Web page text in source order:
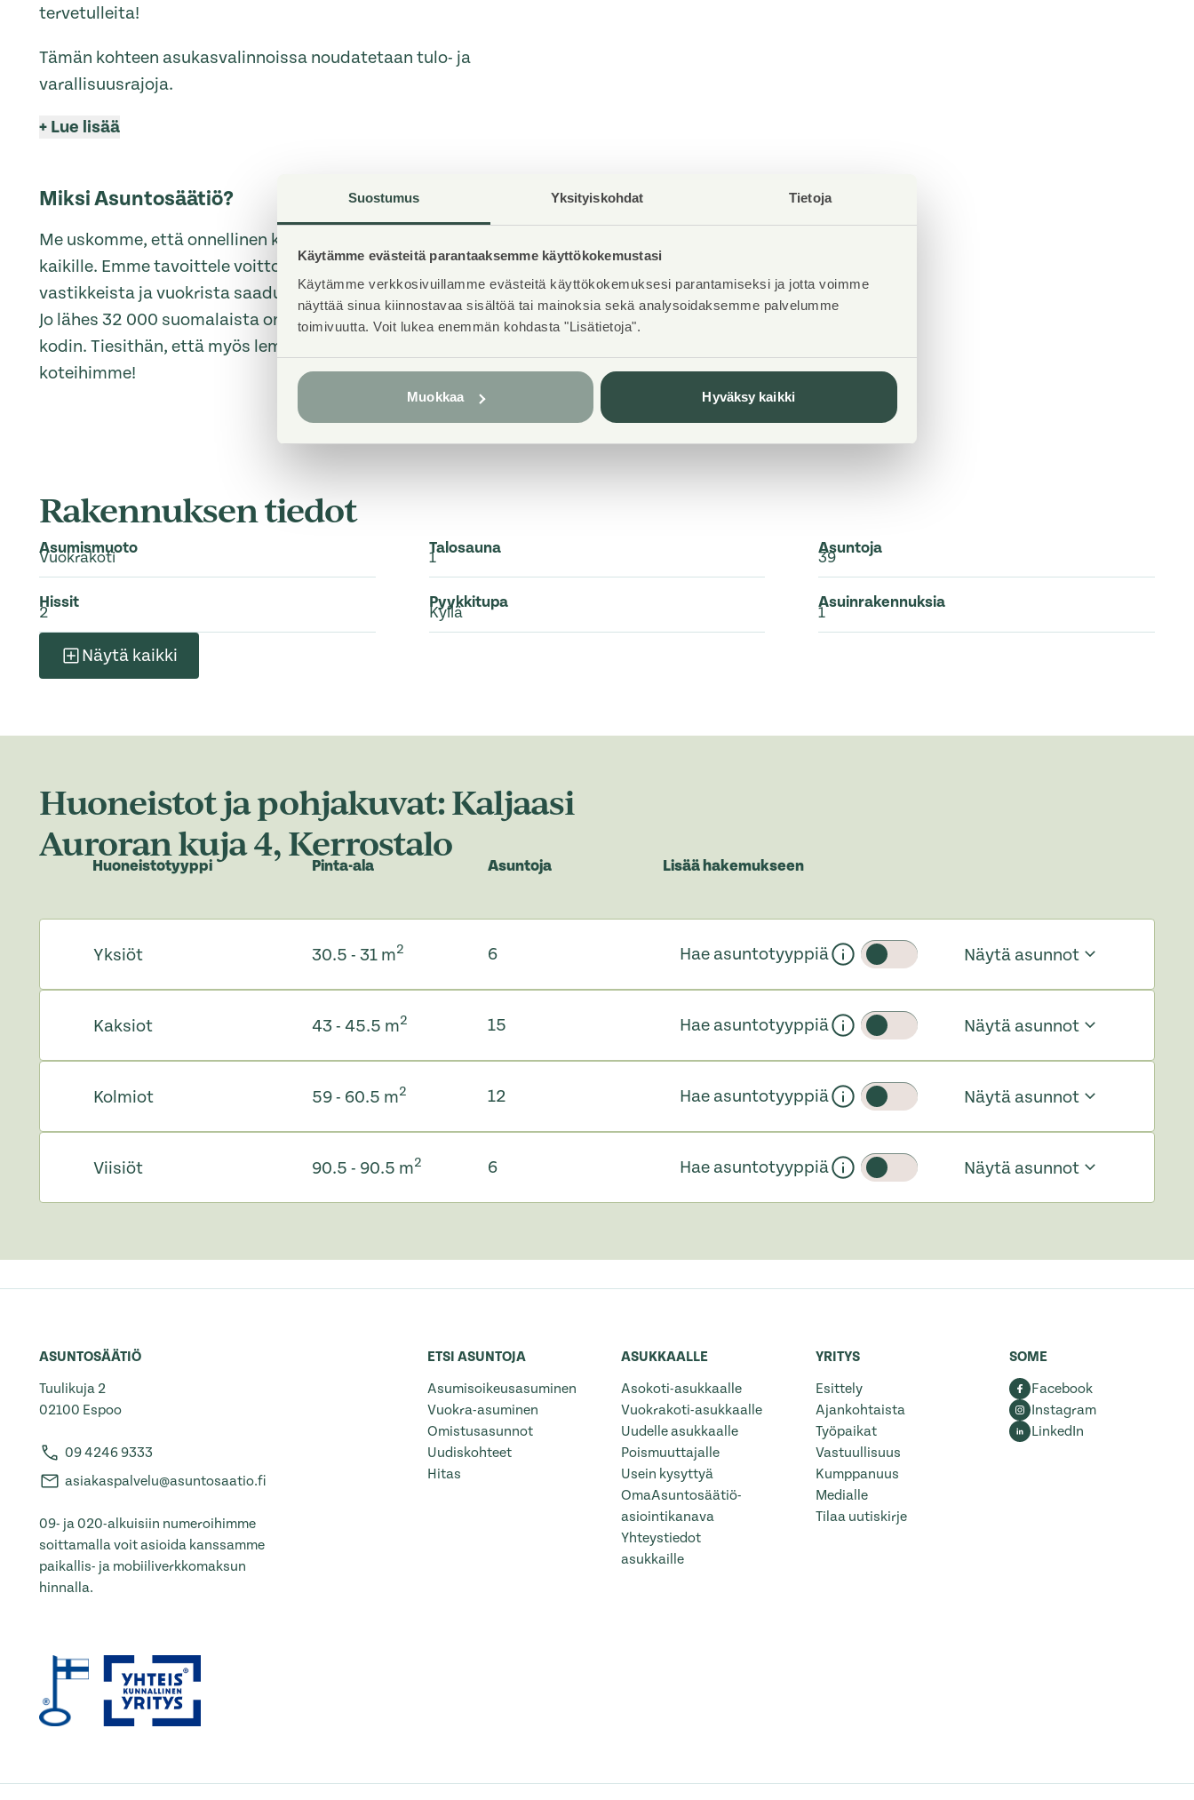
Suostumus Yksityiskohdat Tietoja
Käytämme evästeitä parantaaksemme käyttökokemustasi
Käytämme verkkosivuillamme evästeitä käyttökokemuksesi parantamiseksi ja jotta voimme
näyttää sinua kiinnostavaa sisältöä tai mainoksia sekä analysoidaksemme palvelumme
toimivuutta. Voit lukea enemmän kohdasta "Lisätietoja".
Muokkaa Hyväksy kaikki
tervetulleita!
Tämän kohteen asukasvalinnoissa noudatetaan tulo- ja
varallisuusrajoja.
+ Lue lisää
Miksi Asuntosäätiö?
Me uskomme, että onnellinen koti ja laadukas asuminen kuuluvat
kaikille. Emme tavoittele voittoa, vaan käytämme kaikki
vastikkeista ja vuokrista saadut tulot toimintamme kehittämiseen.
Jo lähes 32 000 suomalaista on valinnut Asuntosäätiön tarjoaman
kodin. Tiesithän, että myös lemmikit ovat tervetulleita kaikkiin
koteihimme!
Rakennuksen tiedot
Asumismuoto
Vuokrakoti
Hissit
2
Talosauna
1
Pyykkitupa
Kyllä
Asuntoja
39
Asuinrakennuksia
1
Näytä kaikki
Huoneistot ja pohjakuvat: Kaljaasi
Auroran kuja 4, Kerrostalo
Huoneistotyyppi Pinta-ala Asuntoja Lisää hakemukseen
Yksiöt 30.5 - 31 m2 6 Näytä asunnot
Hae asuntotyyppiä
Liukupainike
Kaksiot 43 - 45.5 m2 15 Näytä asunnot
Hae asuntotyyppiä
Liukupainike
Kolmiot 59 - 60.5 m2 12 Näytä asunnot
Hae asuntotyyppiä
Liukupainike
Viisiöt 90.5 - 90.5 m2 6 Näytä asunnot
Hae asuntotyyppiä
Liukupainike
ASUNTOSÄÄTIÖ
Tuulikuja 2
02100 Espoo
09 4246 9333
asiakaspalvelu@asuntosaatio.fi
09- ja 020-alkuisiin numeroihimme
soittamalla voit asioida kanssamme
paikallis- ja mobiiliverkkomaksun
hinnalla.
ETSI ASUNTOJA
Asumisoikeusasuminen
Vuokra-asuminen
Omistusasunnot
Uudiskohteet
Hitas
ASUKKAALLE
Asokoti-asukkaalle
Vuokrakoti-asukkaalle
Uudelle asukkaalle
Poismuuttajalle
Usein kysyttyä
OmaAsuntosäätiö-
asiointikanava
Yhteystiedot
asukkaille
YRITYS
Esittely
Ajankohtaista
Työpaikat
Vastuullisuus
Kumppanuus
Medialle
Tilaa uutiskirje
SOME
Facebook
Instagram
LinkedIn